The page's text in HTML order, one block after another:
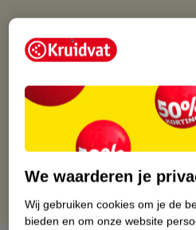
Kruidvat is altijd
Op werkdagen voor 22:00 uur
Gratis thuisbezorgd vanaf
Gratis retourneren binnen 30
Gratis punten met je Kruidvat
We waarderen je
Wij gebruiken cookies om je de
bieden en om onze website